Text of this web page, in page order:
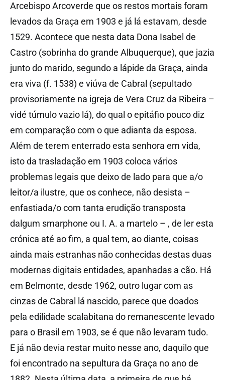
Arcebispo Arcoverde que os restos mortais foram
levados da Graça em 1903 e já lá estavam, desde
1529. Acontece que nesta data Dona Isabel de
Castro (sobrinha do grande Albuquerque), que jazia
junto do marido, segundo a lápide da Graça, ainda
era viva (f. 1538) e viúva de Cabral (sepultado
provisoriamente na igreja de Vera Cruz da Ribeira –
vidé túmulo vazio lá), do qual o epitáfio pouco diz
em comparação com o que adianta da esposa.
Além de terem enterrado esta senhora em vida,
isto da trasladação em 1903 coloca vários
problemas legais que deixo de lado para que a/o
leitor/a ilustre, que os conhece, não desista –
enfastiada/o com tanta erudição transposta
dalgum smarphone ou I. A. a martelo – , de ler esta
crónica até ao fim, a qual tem, ao diante, coisas
ainda mais estranhas não conhecidas destas duas
modernas digitais entidades, apanhadas a cão. Há
em Belmonte, desde 1962, outro lugar com as
cinzas de Cabral lá nascido, parece que doados
pela edilidade scalabitana do remanescente levado
para o Brasil em 1903, se é que não levaram tudo.
E já não devia restar muito nesse ano, daquilo que
foi encontrado na sepultura da Graça no ano de